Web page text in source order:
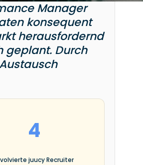
Manager
konsequent
herausfordernd
geplant. Durch
4
juucy Recruiter